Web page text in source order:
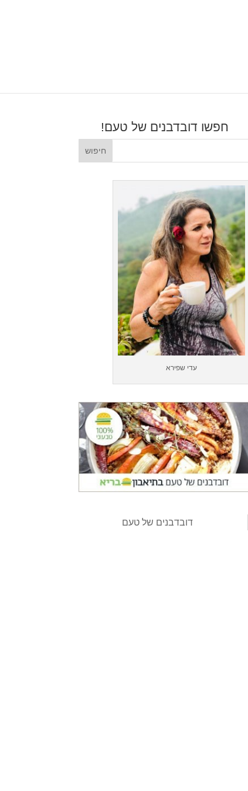
חפשו דובדבנים של טעם!
עדי שפירא
‏דובדבנים של טעם‏